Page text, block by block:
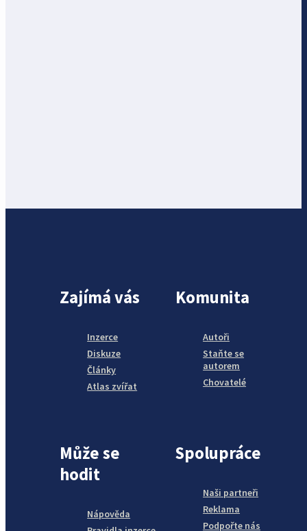
Zajímá vás
Inzerce
Diskuze
Články
Atlas zvířat
Komunita
Autoři
Staňte se
autorem
Chovatelé
Může se
hodit
Nápověda
Spolupráce
Naši partneři
Reklama
Podpořte nás